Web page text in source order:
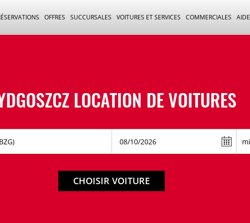
OFFRES SUCCURSALES VOITURES ET SERVICES COMMERCIALES AIDE
LOCATION DE VOITURES
CHOISIR VOITURE